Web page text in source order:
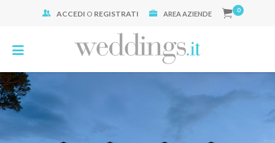
ACCEDI O REGISTRATI AREA AZIENDE 0